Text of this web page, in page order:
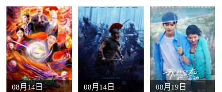
08月14日 08月14日 08月19日